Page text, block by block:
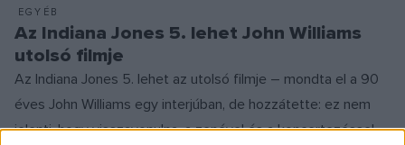
EGYÉB
Az Indiana Jones 5. lehet John Williams
utolsó filmje
Az Indiana Jones 5. lehet az utolsó filmje – mondta el a 90
éves John Williams egy interjúban, de hozzátette: ez nem
jelenti, hogy visszavonulna, a zenével és a koncertezéssel